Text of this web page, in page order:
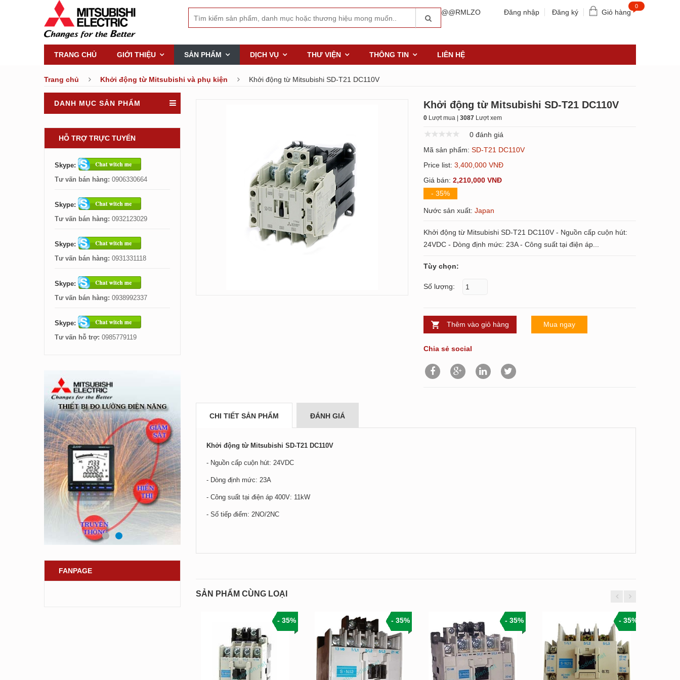
@@RMLZO Đăng nhập Đăng ký Giỏ hàng
0
TRANG CHỦ GIỚI THIỆU SẢN PHẨM DỊCH VỤ THƯ VIỆN THÔNG TIN LIÊN HỆ
DANH MỤC SẢN PHẨM
Trang chủ Khởi động từ Mitsubishi và phụ kiện Khởi động từ Mitsubishi SD-T21 DC110V
HỖ TRỢ TRỰC TUYẾN
Skype:
Tư vấn bán hàng: 0906330664
Skype:
Tư vấn bán hàng: 0932123029
Skype:
Tư vấn bán hàng: 0931331118
Skype:
Tư vấn bán hàng: 0938992337
Skype:
Tư vấn hỗ trợ: 0985779119
FANPAGE
Khởi động từ Mitsubishi SD-T21 DC110V
0 Lượt mua | 3087 Lượt xem
0 đánh giá
Mã sản phẩm: SD-T21 DC110V
Price list: 3,400,000 VNĐ
Giá bán: 2,210,000 VNĐ
- 35%
Nước sản xuất: Japan
Khởi động từ Mitsubishi SD-T21 DC110V - Nguồn cấp cuộn hút:
24VDC - Dòng định mức: 23A - Công suất tại điện áp...
Tùy chọn:
Số lượng:
Thêm vào giỏ hàng Mua ngay
Chia sẻ social
CHI TIẾT SẢN PHẨM ĐÁNH GIÁ
Khởi động từ Mitsubishi SD-T21 DC110V
- Nguồn cấp cuộn hút: 24VDC
- Dòng định mức: 23A
- Công suất tại điện áp 400V: 11kW
- Số tiếp điểm: 2NO/2NC
SẢN PHẨM CÙNG LOẠI
- 35% - 35% - 35% - 35%